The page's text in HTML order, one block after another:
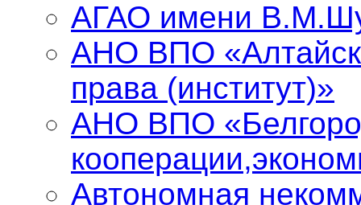
АГАО имени
АНО ВПО
права (институт)»
АНО ВПО
Автономная